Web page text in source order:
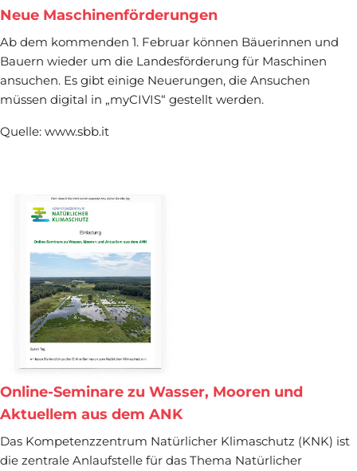
Neue Maschinenförderungen
Ab dem kommenden 1. Februar können Bäuerinnen und
Bauern wieder um die Landesförderung für ­Maschinen
ansuchen. Es gibt einige Neuerungen, die Ansuchen
müssen digital in „myCIVIS“ gestellt werden.
Quelle: www.sbb.it
Online-Seminare zu Wasser, Mooren und
Aktuellem aus dem ANK
Das Kompetenzzentrum Natürlicher Klimaschutz (KNK) ist
die zentrale Anlaufstelle für das Thema Natürlicher